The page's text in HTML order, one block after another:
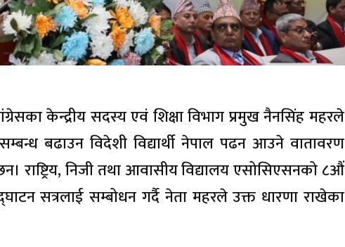
केन्द्रीय सदस्य एवं शिक्षा विभाग प्रमुख नैनसिंह महरले
सम्बन्ध बढाउन विदेशी विद्यार्थी नेपाल पढन आउने वातावरण
राष्ट्रिय, निजी तथा आवासीय विद्यालय एसोसिएसनको ८औं
सत्रलाई सम्बोधन गर्दै नेता महरले उक्त धारणा राखेका